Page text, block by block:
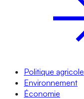
Politique agricole
Environnement
Économie